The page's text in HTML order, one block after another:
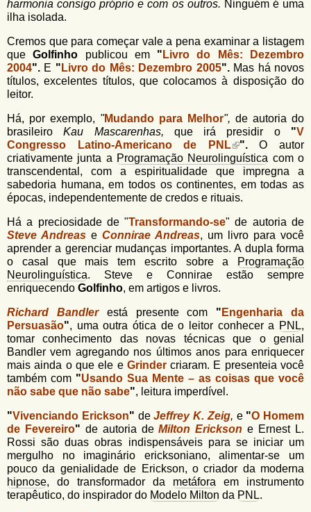
u
c
a
harmonia consigo próprio e com os outros. Ninguém é uma
ilha isolada.
Cremos que para começar vale a pena examinar a listagem
que Golfinho publicou em " Livro do Mês: Dezembro
2004". E " Livro do Mês: Dezembro 2005".Mas há novos
títulos, excelentes títulos, que colocamos à disposição do
leitor.
Há, por exemplo, "Mudando para Melhor", de autoria do
brasileiroKau Mascarenhas, que irá presidir o "V
Congresso Latino-Americano de PNL
".O autor
criativamente junta a Programação Neurolinguística com o
transcendental, com a espiritualidade que impregna a
sabedoria humana, em todos os continentes, em todas as
épocas, independentemente de credos e rituais.
Há a preciosidade de "Transformando-se" de autoria de
Steve Andreas e Connirae Andreas, um livro para você
aprender a gerenciar mudanças importantes. A dupla forma
o casal que mais tem escrito sobre a
Programação
Neurolinguística. Steve e Connirae estão sempre
enriquecendo Golfinho, em artigos e livros.
Richard Bandlerestá presente com " Engenharia da
Persuasão", uma outra ótica de o leitor conhecer a PNL,
tomar conhecimento das novas técnicas que o genial
Bandler vem agregando nos últimos anos para enriquecer
mais ainda o que ele e Grindercriaram. E presenteia você
também com "Usando Sua Mente – as coisas que você
não sabe que não sabe", leitura imperdível.
"Vivenciando Erickson" deJeffrey K. Zeig, e "O Homem
de Fevereiro" de autoria deMilton Erickson e Ernest L.
Rossi são duas obras indispensáveis para se iniciar um
mergulho no imaginário ericksoniano, alimentar-se um
pouco da genialidade de Erickson, o criador da moderna
hipnose, do transformador da metáfora em instrumento
terapêutico, do inspirador do Modelo Milton da PNL.